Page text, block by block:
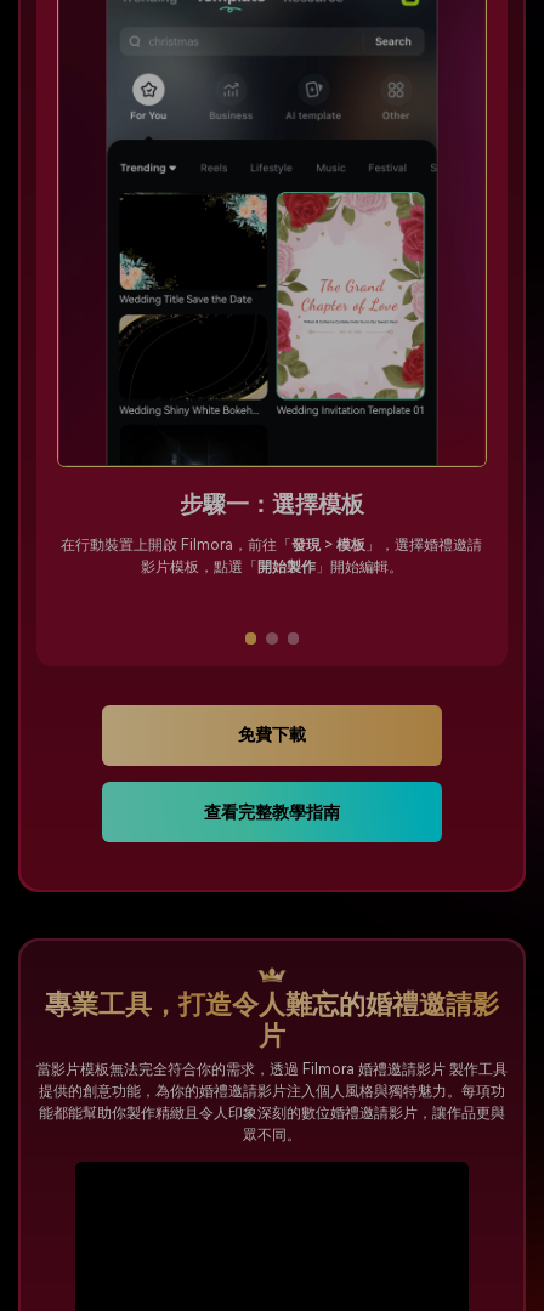
步驟一：選擇模板
在行動裝置上開啟 Filmora，前往「發現>模板 」，選擇婚禮邀請
影片模板，點選「 開始製作」開始編輯。
免費下載
查看完整教學指南
專業工具，打造令人難忘的婚禮邀請影
片
當影片模板無法完全符合你的需求，透過 Filmora 婚禮邀請影片 製作工具
提供的創意功能，為你的婚禮邀請影片注入個人風格與獨特魅力。每項功
能都能幫助你製作精緻且令人印象深刻的數位婚禮邀請影片，讓作品更與
眾不同。